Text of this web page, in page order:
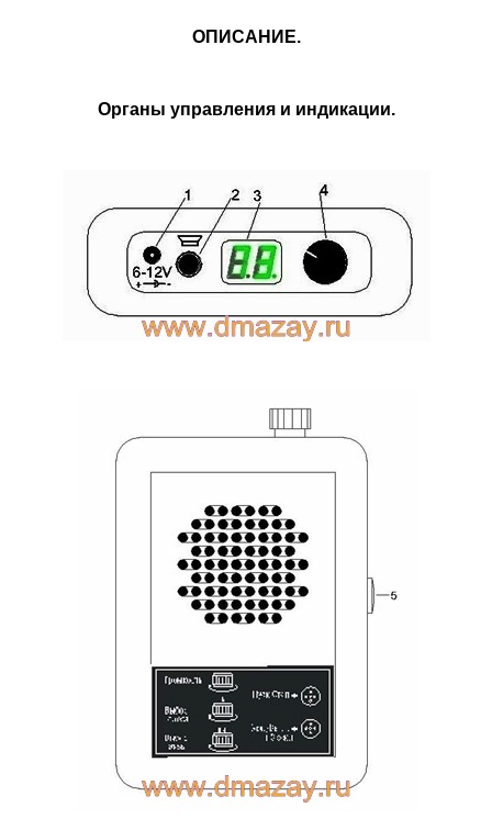
ОПИСАНИЕ.
Органы управления и индикации.